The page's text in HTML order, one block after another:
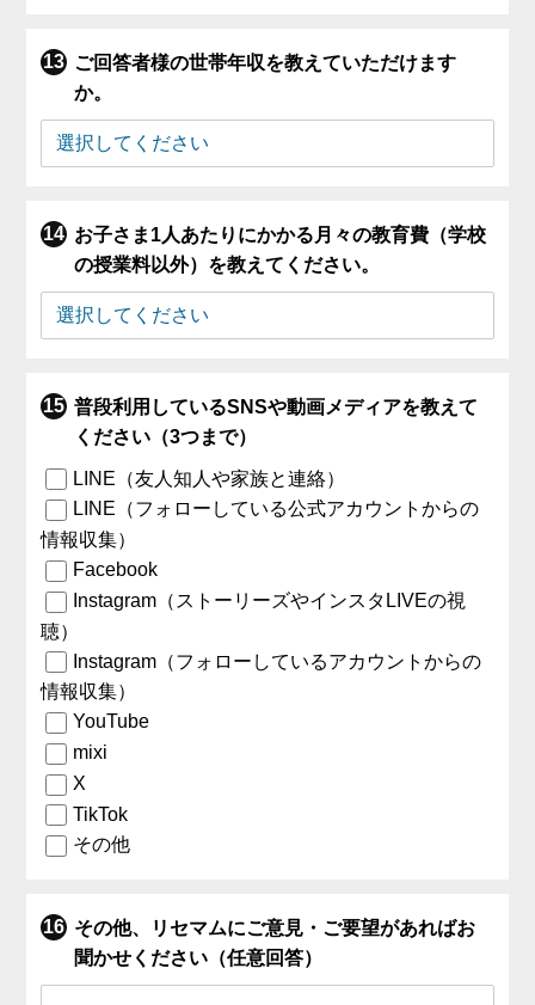
ご回答者様の世帯年収を教えていただけます
か。
お子さま1人あたりにかかる月々の教育費（学校
の授業料以外）を教えてください。
普段利用しているSNSや動画メディアを教えて
ください（3つまで）
LINE（友人知人や家族と連絡）
LINE（フォローしている公式アカウントからの
情報収集）
Facebook
Instagram（ストーリーズやインスタLIVEの視
聴）
Instagram（フォローしているアカウントからの
情報収集）
YouTube
mixi
X
TikTok
その他
その他、リセマムにご意見・ご要望があればお
聞かせください（任意回答）